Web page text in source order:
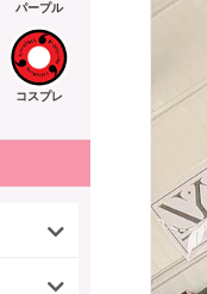
パープル
コスプレ